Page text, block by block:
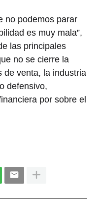
no podemos parar
es muy mala”,
las principales
no se cierre la
de venta, la industria
defensivo,
por sobre el